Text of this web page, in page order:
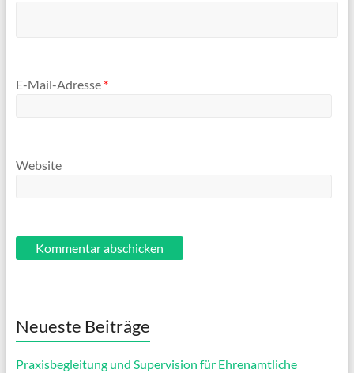
E-Mail-Adresse *
Website
Neueste Beiträge
Praxisbegleitung und Supervision für Ehrenamtliche